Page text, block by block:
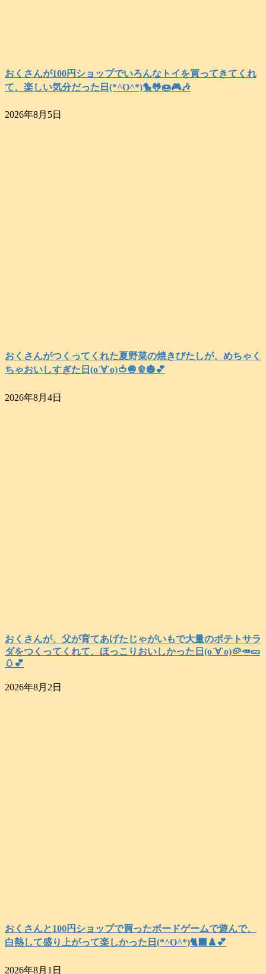
おくさんが100円ショップでいろんなトイを買ってきてくれ
て、楽しい気分だった日(*^O^*)🐤🐸🍩🎮️🎶
2026年8月5日
おくさんがつくってくれた夏野菜の焼きびたしが、めちゃく
ちゃおいしすぎた日(о´∀`о)🍅🧅🫑🎃💕
2026年8月4日
おくさんが、父が育てあげたじゃがいもで大量のポテトサラ
ダをつくってくれて、ほっこりおいしかった日(о´∀`о)🥔🥕🥒
🥚💕
2026年8月2日
おくさんと100円ショップで買ったボードゲームで遊んで、
白熱して盛り上がって楽しかった日(*^O^*)🐈‍⬛♟️💕
2026年8月1日